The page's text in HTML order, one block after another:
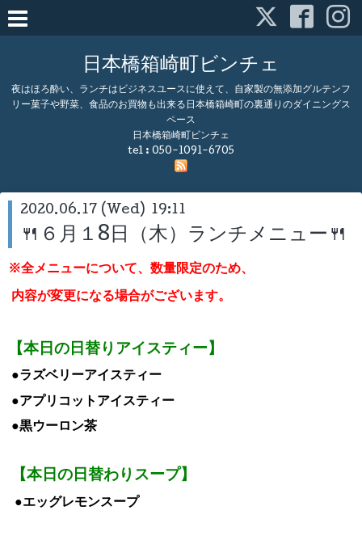
日本橋箱崎町ビンチェ
夜はほろ酔い、ランチはビジネスユースに使えて、自家製の無添加グルテンフ
リー菓子や野菜、食品のお買物も出来る日本橋箱崎町の裏通りのダイニングス
ペース
日本橋箱崎町ビンチェ
tel : 050-1091-6705
2020.06.17 (Wed) 19:11
🍴６月１8日（木）ランチメニュー🍴
※全メニューについて、数量限定のため、
内容が変更になる場合がございます。
【本日の日替りアイスティー】
●ラズベリーアイスティー
●アプリコットアイスティー
●黒ウーロン茶
【本日の日替わりスープ】
●エッグレモンスープ